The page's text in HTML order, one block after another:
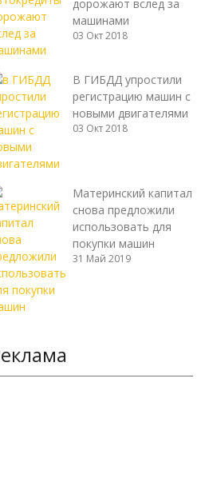
дорожают вслед за
машинами
03 Окт 2018
В ГИБДД упростили
регистрацию машин с
новыми двигателями
03 Окт 2018
Материнский капитал
снова предложили
использовать для
покупки машин
31 Май 2019